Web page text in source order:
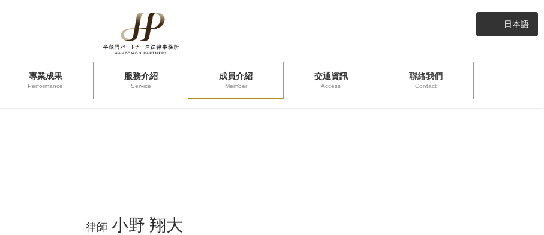
專業成果
Performance
服務介紹
Service
成員介紹
Member
交通資訊
Access
聯絡我們
Contact
律師 小野 翔大
日本語